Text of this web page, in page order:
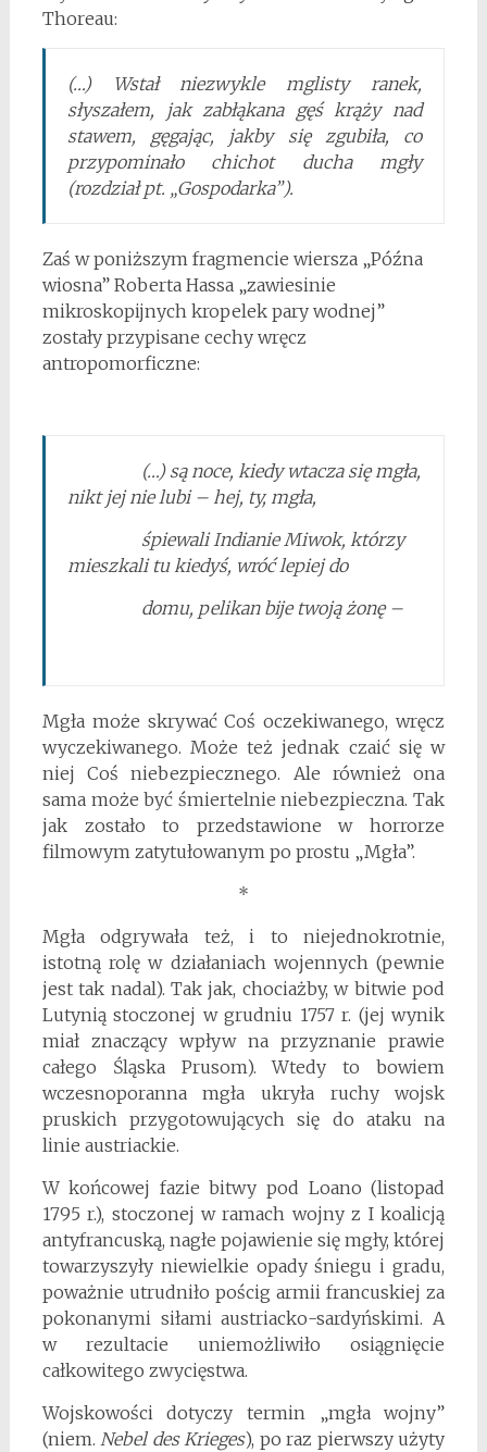
Thoreau:
(…) Wstał niezwykle mglisty ranek,
słyszałem, jak zabłąkana gęś krąży nad
stawem, gęgając, jakby się zgubiła, co
przypominało chichot ducha mgły
(rozdział pt. „Gospodarka”).
Zaś w poniższym fragmencie wiersza „Późna
wiosna” Roberta Hassa „zawiesinie
mikroskopijnych kropelek pary wodnej”
zostały przypisane cechy wręcz
antropomorficzne:
(…) są noce, kiedy wtacza się mgła,
nikt jej nie lubi – hej, ty, mgła,
śpiewali Indianie Miwok, którzy
mieszkali tu kiedyś, wróć lepiej do
domu, pelikan bije twoją żonę –
Mgła może skrywać Coś oczekiwanego, wręcz
wyczekiwanego. Może też jednak czaić się w
niej Coś niebezpiecznego. Ale również ona
sama może być śmiertelnie niebezpieczna. Tak
jak zostało to przedstawione w horrorze
filmowym zatytułowanym po prostu „Mgła”.
*
Mgła odgrywała też, i to niejednokrotnie,
istotną rolę w działaniach wojennych (pewnie
jest tak nadal). Tak jak, chociażby, w bitwie pod
Lutynią stoczonej w grudniu 1757 r. (jej wynik
miał znaczący wpływ na przyznanie prawie
całego Śląska Prusom). Wtedy to bowiem
wczesnoporanna mgła ukryła ruchy wojsk
pruskich przygotowujących się do ataku na
linie austriackie.
W końcowej fazie bitwy pod Loano (listopad
1795 r.), stoczonej w ramach wojny z I koalicją
antyfrancuską, nagłe pojawienie się mgły, której
towarzyszyły niewielkie opady śniegu i gradu,
poważnie utrudniło pościg armii francuskiej za
pokonanymi siłami austriacko-sardyńskimi. A
w rezultacie uniemożliwiło osiągnięcie
całkowitego zwycięstwa.
Wojskowości dotyczy termin „mgła wojny”
(niem. Nebel des Krieges), po raz pierwszy użyty